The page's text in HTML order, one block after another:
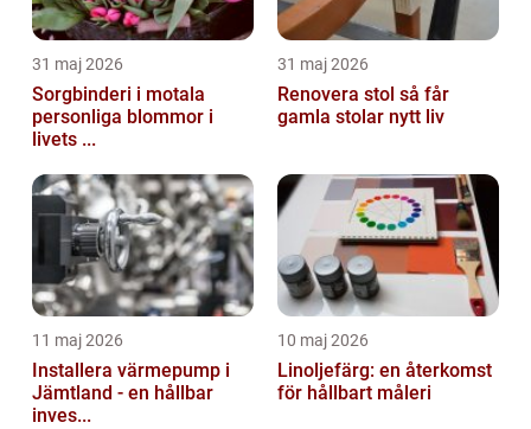
31 maj 2026
Sorgbinderi i motala
personliga blommor i
livets ...
31 maj 2026
Renovera stol så får
gamla stolar nytt liv
11 maj 2026
Installera värmepump i
Jämtland - en hållbar
inves...
10 maj 2026
Linoljefärg: en återkomst
för hållbart måleri